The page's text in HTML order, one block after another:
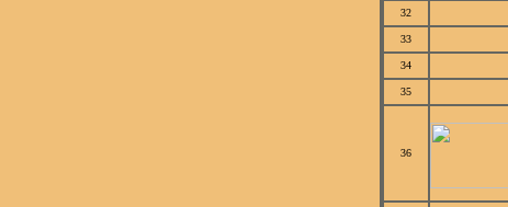
32
33
34
35
36